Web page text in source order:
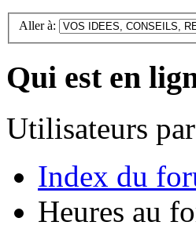
Aller à:
Qui est en
Utilisateurs
Index du
Heures au